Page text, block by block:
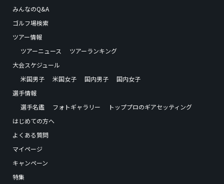
みんなのQ&A
ゴルフ場検索
ツアー情報
ツアーニュース
ツアーランキング
大会スケジュール
米国男子
米国女子 国内男子
国内女子
選手情報
選手名鑑
フォトギャラリー
トッププロのギアセッティング
はじめての方へ
よくある質問
マイページ
キャンペーン
特集